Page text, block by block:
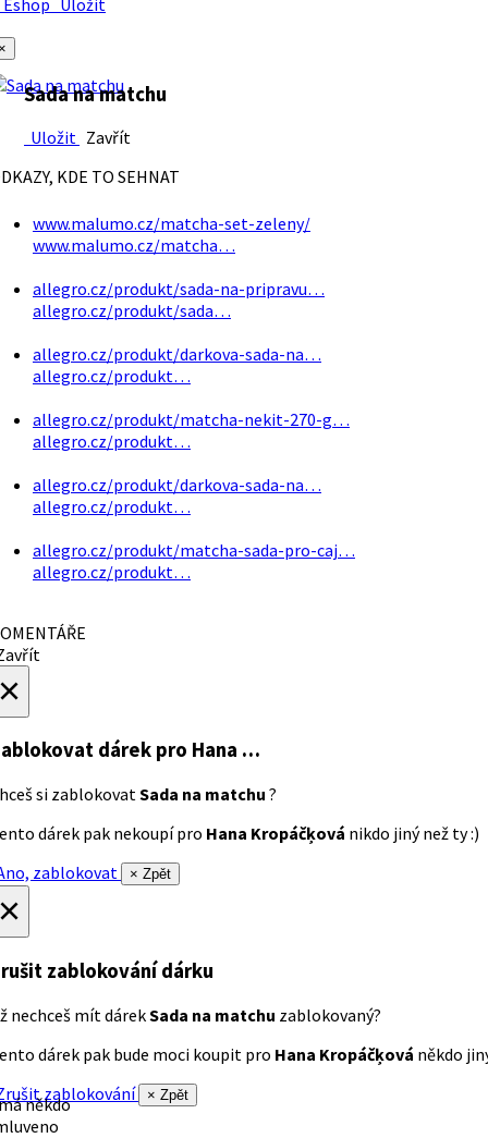
Uložit
Sada na matchu
Uložit Zavřít
KDE TO SEHNAT
www.malumo.cz/matcha-set-zeleny/
www.malumo.cz/matcha…
allegro.cz/produkt/sada-na-pripravu…
allegro.cz/produkt/sada…
allegro.cz/produkt/darkova-sada-na…
allegro.cz/produkt…
allegro.cz/produkt/matcha-nekit-270-g…
allegro.cz/produkt…
allegro.cz/produkt/darkova-sada-na…
allegro.cz/produkt…
allegro.cz/produkt/matcha-sada-pro-caj…
allegro.cz/produkt…
dárek pro Hana …
si zablokovatSada na matchu ?
dárek pak nekoupí pro Hana Kropáčķová nikdo jiný než ty :)
zablokovat
× Zpět
zablokování dárku
nechceš mít dárekSada na matchu zablokovaný?
dárek pak bude moci koupit pro Hana Kropáčķová někdo
zablokování
× Zpět
někdo